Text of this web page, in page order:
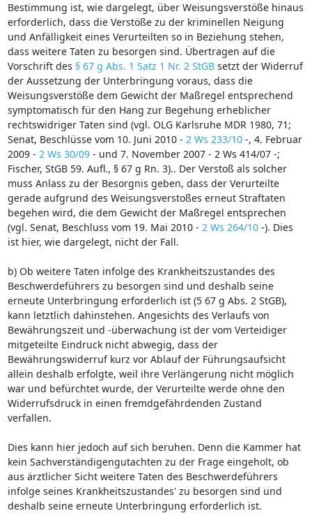
Bestimmung ist, wie dargelegt, über Weisungsverstöße hinaus
erforderlich, dass die Verstöße zu der kriminellen Neigung
und Anfälligkeit eines Verurteilten so in Beziehung stehen,
dass weitere Taten zu besorgen sind. Übertragen auf die
Vorschrift des § 67 g Abs. 1 Satz 1 Nr. 2 StGBsetzt der Widerruf
der Aussetzung der Unterbringung voraus, dass die
Weisungsverstöße dem Gewicht der Maßregel entsprechend
symptomatisch für den Hang zur Begehung erheblicher
rechtswidriger Taten sind (vgl. OLG Karlsruhe MDR 1980, 71;
Senat, Beschlüsse vom 10. Juni 2010 - 2 Ws 233/10-, 4. Februar
2009 - 2 Ws 30/09- und 7. November 2007 - 2 Ws 414/07 -;
Fischer, StGB 59. Aufl., § 67 g Rn. 3).. Der Verstoß als solcher
muss Anlass zu der Besorgnis geben, dass der Verurteilte
gerade aufgrund des Weisungsverstoßes erneut Straftaten
begehen wird, die dem Gewicht der Maßregel entsprechen
(vgl. Senat, Beschluss vom 19. Mai 2010 - 2 Ws 264/10-). Dies
ist hier, wie dargelegt, nicht der Fall.
b) Ob weitere Taten infolge des Krankheitszustandes des
Beschwerdeführers zu besorgen sind und deshalb seine
erneute Unterbringung erforderlich ist (5 67 g Abs. 2 StGB),
kann letztlich dahinstehen. Angesichts des Verlaufs von
Bewährungszeit und -überwachung ist der vom Verteidiger
mitgeteilte Eindruck nicht abwegig, dass der
Bewährungswiderruf kurz vor Ablauf der Führungsaufsicht
allein deshalb erfolgte, weil ihre Verlängerung nicht möglich
war und befürchtet wurde, der Verurteilte werde ohne den
Widerrufsdruck in einen fremdgefährdenden Zustand
verfallen.
Dies kann hier jedoch auf sich beruhen. Denn die Kammer hat
kein Sachverständigengutachten zu der Frage eingeholt, ob
aus ärztlicher Sicht weitere Taten des Beschwerdeführers
infolge seines Krankheitszustandes' zu besorgen sind und
deshalb seine erneute Unterbringung erforderlich ist.